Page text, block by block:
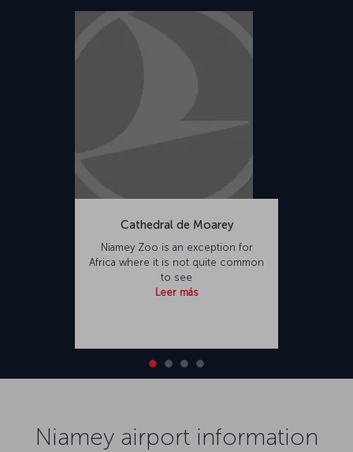
Cathedral de Moarey
Niamey Zoo is an exception for
Africa where it is not quite common
to see
Leer más
Niamey airport information